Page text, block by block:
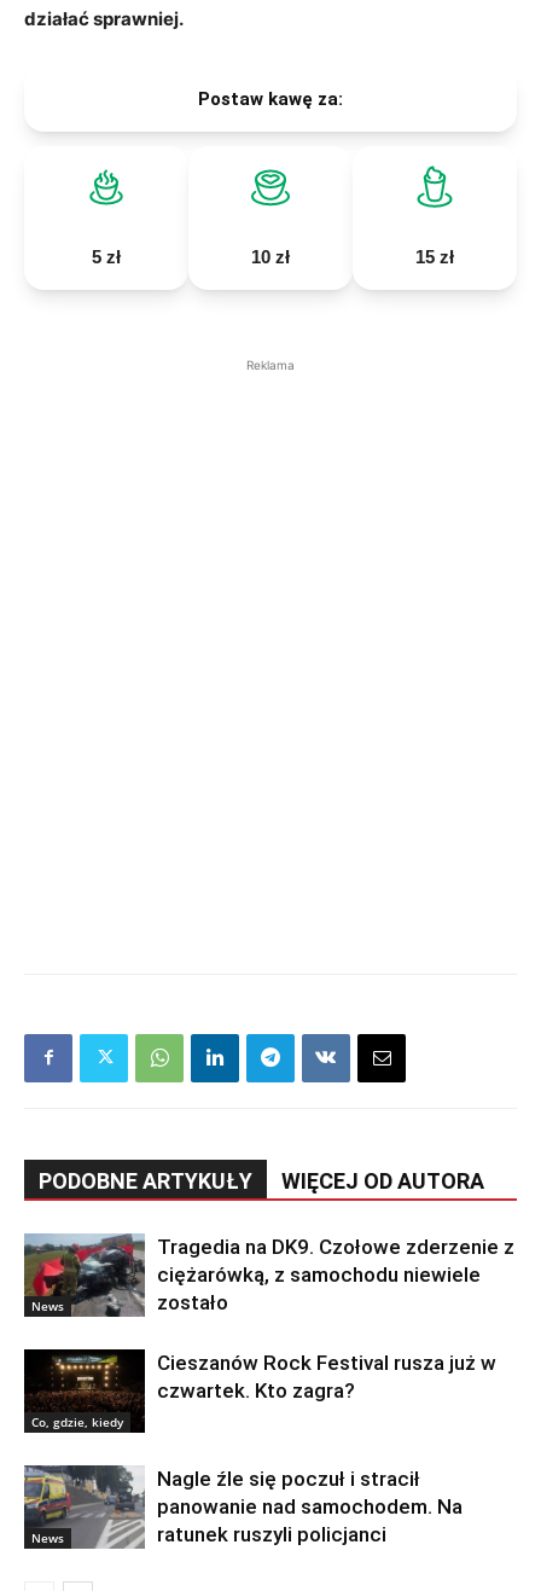
działać sprawniej.
Postaw kawę za:
5 zł 10 zł 15 zł
Reklama
PODOBNE ARTYKUŁY WIĘCEJ OD AUTORA
News
Tragedia na DK9. Czołowe zderzenie z
ciężarówką, z samochodu niewiele
zostało
Co, gdzie, kiedy
Cieszanów Rock Festival rusza już w
czwartek. Kto zagra?
News
Nagle źle się poczuł i stracił
panowanie nad samochodem. Na
ratunek ruszyli policjanci